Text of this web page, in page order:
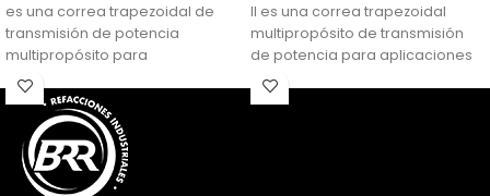
es una correa trapezoidal de
transmisión de potencia
multipropósito para
aplicaciones generalizadas.
II es una correa trapezoidal
multipropósito de transmisión
de potencia para aplicaciones
generalizadas. Está hecho de
caucho EPDM (etileno propileno